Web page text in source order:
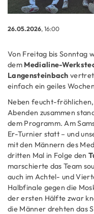
26.05.2026, 16:00
Von Freitag bis Sonntag
dem Medialine-
Langensteinbach
einfach ein geiles
Neben feucht-
Abenden zusammen
dem Programm. Am
Er-Turnier statt – und
mit den Männern des
dritten Mal in Folge den
marschierte das Team
auch im Achtel- und
Halbfinale gegen die
der ersten Hälfte zwar
die Männer drehten das